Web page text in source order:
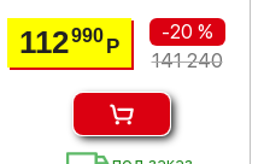
112990 Р
-20 %
141 240